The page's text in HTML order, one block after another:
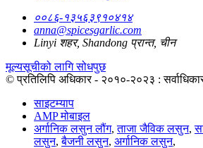
००८६-१३५६३९१०४१४
anna@spicesgarlic.com
Linyi शहर, Shandong प्रान्त, चीन
मूल्यसूचीको लागि सोधपुछ
© प्रतिलिपि अधिकार - २०१०-२०२३ :
साइटम्याप
AMP मोबाइल
अर्गानिक लसुन लौंग,ताजा जैविक लसुन,
लसुन,बैजनी लसुन, अर्गानिक लसुन,